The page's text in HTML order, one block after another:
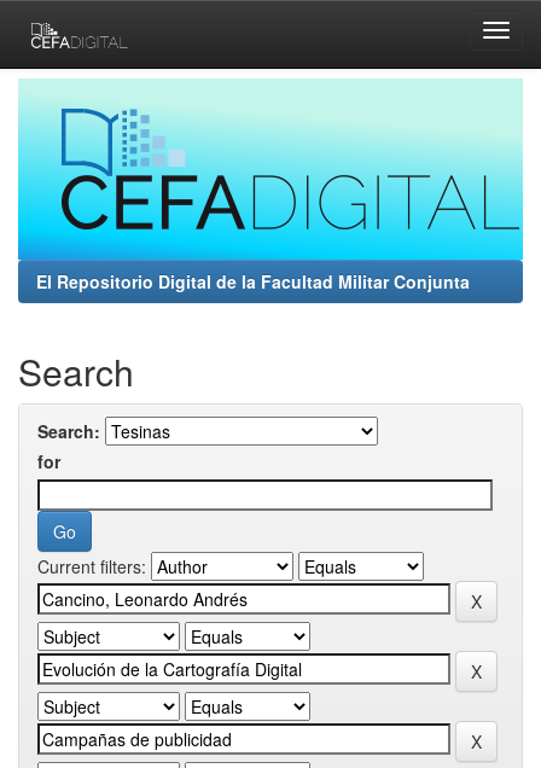
navigation
El Repositorio Digital de la Facultad Militar Conjunta
Search
Search:
for
Current filters: